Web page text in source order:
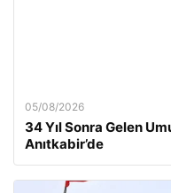
05/08/2026
34 Yıl Sonra Gelen
Anıtkabir’de